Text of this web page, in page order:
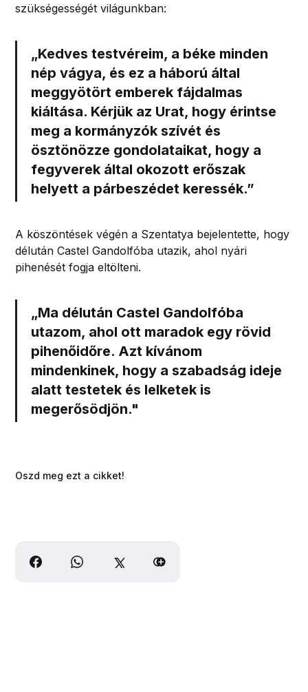
szükségességét világunkban:
„Kedves testvéreim, a béke minden
nép vágya, és ez a háború által
meggyötört emberek fájdalmas
kiáltása. Kérjük az Urat, hogy érintse
meg a kormányzók szívét és
ösztönözze gondolataikat, hogy a
fegyverek által okozott erőszak
helyett a párbeszédet keressék.”
A köszöntések végén a Szentatya bejelentette, hogy
délután Castel Gandolfóba utazik, ahol nyári
pihenését fogja eltölteni.
„Ma délután Castel Gandolfóba
utazom, ahol ott maradok egy rövid
pihenőidőre. Azt kívánom
mindenkinek, hogy a szabadság ideje
alatt testetek és lelketek is
megerősödjön."
Oszd meg ezt a cikket!